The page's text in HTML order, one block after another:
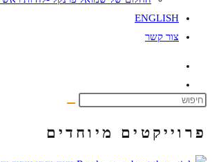
ENGLISH
צור קשר
פרוייקטים מיוחדים